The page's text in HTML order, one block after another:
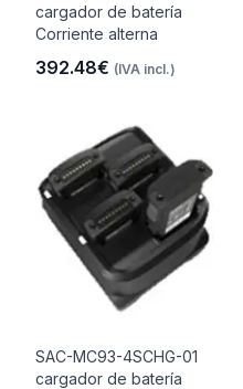
cargador de batería
Corriente alterna
392.48€ (IVA incl.)
SAC-MC93-4SCHG-01
cargador de batería